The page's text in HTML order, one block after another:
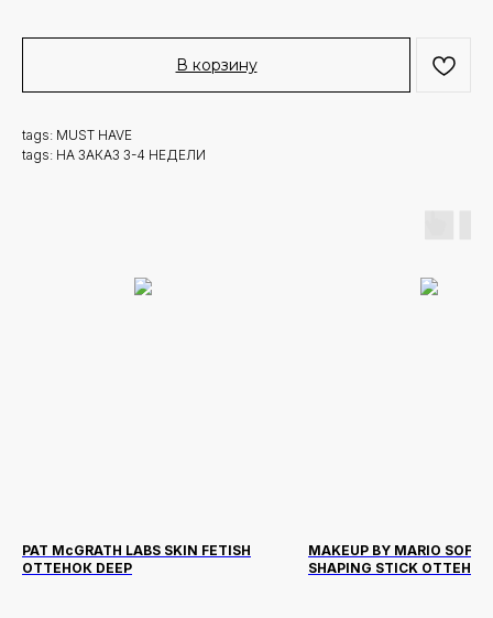
В корзину
tags: MUST HAVE
tags: НА ЗАКАЗ 3-4 НЕДЕЛИ
PAT McGRATH LABS SKIN FETISH
ОТТЕНОК DEEP
MAKEUP BY MARIO
SHAPING STICK ОТТЕНОК